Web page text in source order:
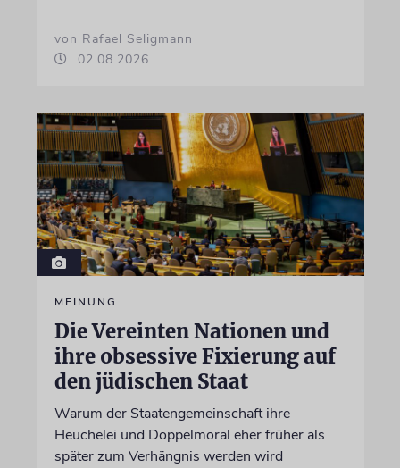
von Rafael Seligmann
02.08.2026
MEINUNG
Die Vereinten Nationen und
ihre obsessive Fixierung auf
den jüdischen Staat
Warum der Staatengemeinschaft ihre
Heuchelei und Doppelmoral eher früher als
später zum Verhängnis werden wird